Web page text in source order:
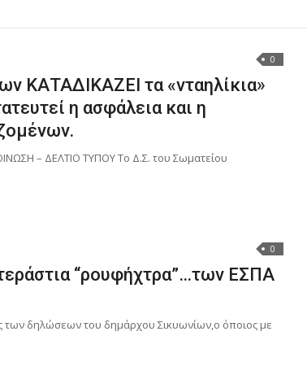
0
ΚΑΤΑΔΙΚΑΖΕΙ τα «νταηλίκια»
η ασφάλεια και η
– ΔΕΛΤΙΟ ΤΥΠΟΥ Το Δ.Σ. του Σωματείου
0
“ρουφήχτρα”…των ΕΣΠΑ
δηλώσεων του δημάρχου Σικυωνίων,ο όποιος με